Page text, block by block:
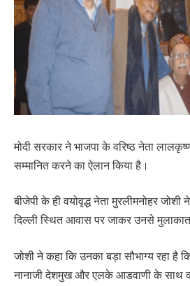
मोदी सरकार ने भाजपा के वरिष्ठ नेता
सम्मानित करने का ऐलान किया है।
बीजेपी के ही वयोवृद्ध नेता मुरलीमनोहर
दिल्ली स्थित आवास पर जाकर उनसे
जोशी ने कहा कि उनका बड़ा सौभाग्य रहा है
नानाजी देशमुख और एलके आडवाणी के साथ